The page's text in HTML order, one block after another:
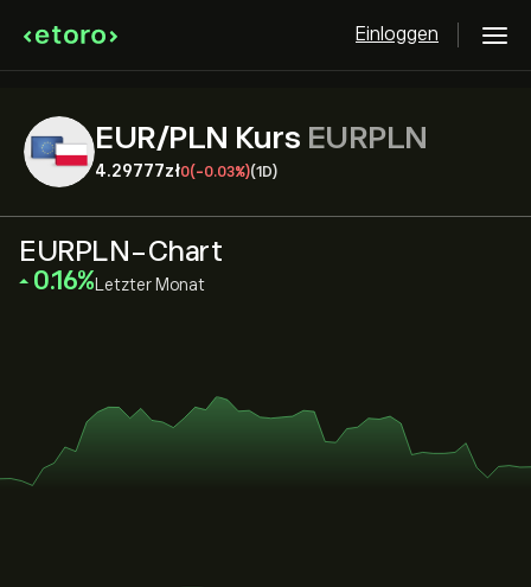
Einloggen
EUR/PLN Kurs EURPLN
4.29777‎zł‎0(-0.03%)(1D)
EURPLN-Chart
‎0.16‎ Letzter Monat